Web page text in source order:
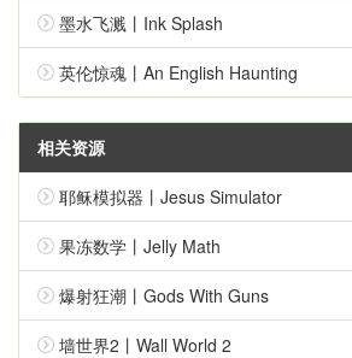
墨水飞溅丨Ink Splash
英伦惊魂丨An English Haunting
相关资源
耶稣模拟器丨Jesus Simulator
果冻数学丨Jelly Math
爆射狂潮丨Gods With Guns
墙世界2丨Wall World 2